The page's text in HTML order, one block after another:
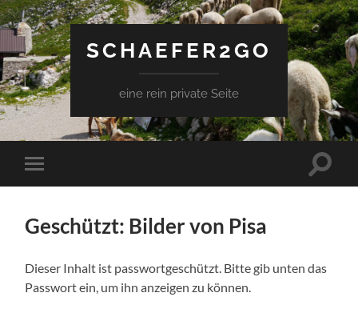
SCHAEFER2GO
eine rein private Seite
Mobile-
Menü
Geschützt: Bilder von Pisa
Dieser Inhalt ist passwortgeschützt. Bitte gib unten das
Passwort ein, um ihn anzeigen zu können.